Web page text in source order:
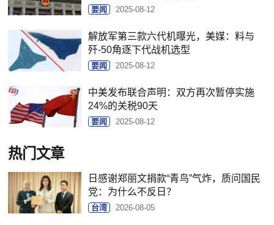
要闻 2025-08-12
解放军第三款六代机曝光，美媒：料与
歼-50角逐下代战机选型
要闻 2025-08-12
中美发布联合声明：双方再次暂停实施
24%的关税90天
要闻 2025-08-12
热门文章
日感谢郑丽文捐款“青鸟”气炸，质问国民
党：为什么不反日？
台湾 2026-08-05